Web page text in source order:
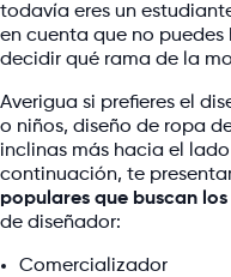
todavía eres un
en cuenta que no puedes
decidir qué rama de la
Averigua si prefieres el
o niños, diseño de ropa
inclinas más hacia el
continuación, te
populares que buscan
de diseñador:
Comercializador